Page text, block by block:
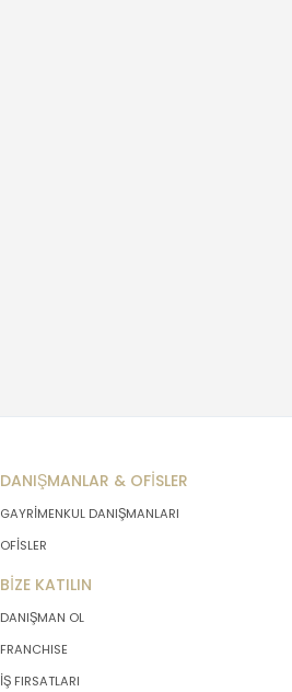
DANIŞMANLAR & OFİSLER
GAYRİMENKUL DANIŞMANLARI
OFİSLER
BİZE KATILIN
DANIŞMAN OL
FRANCHISE
İŞ FIRSATLARI